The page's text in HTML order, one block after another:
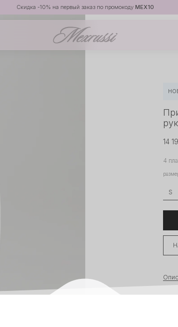
Скидка -10% на первый заказ по промокоду MEX10
14
4
S